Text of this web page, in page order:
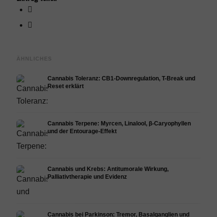
ÄHNLICHES
Cannabis Toleranz: CB1-Downregulation, T-Break und
Reset erklärt
Cannabis Terpene: Myrcen, Linalool, β-Caryophyllen
und der Entourage-Effekt
Cannabis und Krebs: Antitumorale Wirkung,
Palliativtherapie und Evidenz
Cannabis bei Parkinson: Tremor, Basalganglien und